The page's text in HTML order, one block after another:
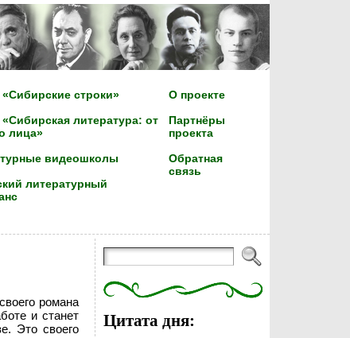
«Сибирские строки»
«Сибирская литература: от
лица»
видеошколы
литературный
О проекте
Партнёры
проекта
Обратная
связь
романа
и станет
Это своего
Цитата дня: